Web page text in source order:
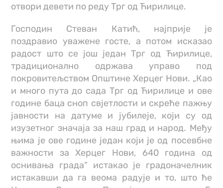
отвори девети по реду Трг од Ћирилице.
Господин Стеван Катић, најприје је
поздравио уважене госте, а потом исказао
радост што се још један Трг од Ћирилице,
традиционално одржава управо под
покровитељством Општине Херцег Нови. „Као
и много пута до сада Трг од Ћирилице и ове
године баца сноп свјетлости и скреће пажњу
јавности на датуме и јубилеје, који су од
изузетног значаја за наш град и народ. Међу
њима је ове године један који је од посевбне
важности за Херцег Нови, 640 година од
оснивања града“ истакао је градоначелник
истакавши да га веома радује и то, што ће